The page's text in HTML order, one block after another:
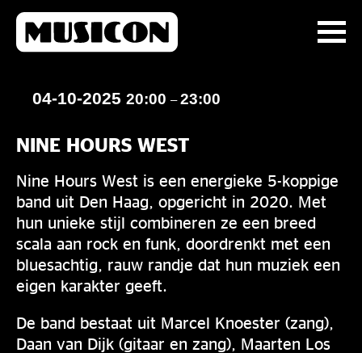
04-10-2025 20:00 –23:00
NINE HOURS WEST
Nine Hours West is een energieke 5-koppige
band uit Den Haag, opgericht in 2020. Met
hun unieke stijl combineren ze een breed
scala aan rock en funk, doordrenkt met een
bluesachtig, rauw randje dat hun muziek een
eigen karakter geeft.
De band bestaat uit Marcel Knoester (zang),
Daan van Dijk (gitaar en zang), Maarten Los